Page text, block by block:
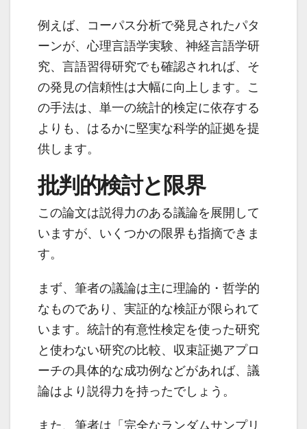
例えば、コーパス分析で発見されたパタ
ーンが、心理言語学実験、神経言語学研
究、言語習得研究でも確認されれば、そ
の発見の信頼性は大幅に向上します。こ
の手法は、単一の統計的検定に依存する
よりも、はるかに堅実な科学的証拠を提
供します。
批判的検討と限界
この論文は説得力のある議論を展開して
いますが、いくつかの限界も指摘できま
す。
まず、筆者の議論は主に理論的・哲学的
なものであり、実証的な検証が限られて
います。統計的有意性検定を使った研究
と使わない研究の比較、収束証拠アプロ
ーチの具体的な成功例などがあれば、議
論はより説得力を持ったでしょう。
また、筆者は「完全なランダムサンプリ